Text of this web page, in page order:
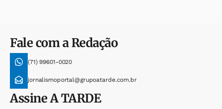
Fale com a Redação
(71) 99601-0020
jornalismoportal@grupoatarde.com.br
AssineA TARDE